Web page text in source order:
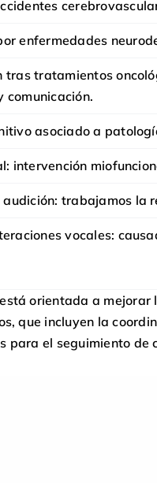
enfermedades
tras tratamientos
comunicación.
asociado a
intervención
audición: trabajamos la
vocales:
orientada a
que incluyen la
para el seguimiento de